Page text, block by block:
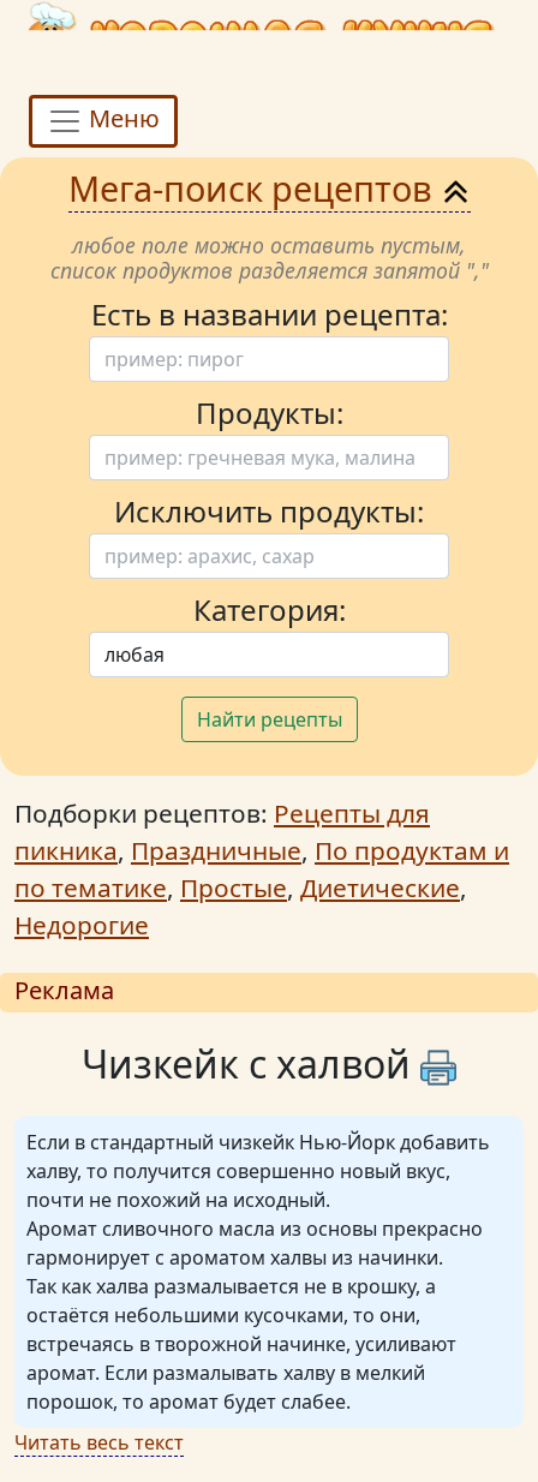
Меню
Мега-поиск рецептов
любое поле можно оставить пустым,
список продуктов разделяется запятой ","
Есть в названии рецепта:
Продукты:
Исключить продукты:
Категория:
Найти рецепты
Подборки рецептов: Рецепты для
пикника, Праздничные, По продуктам и
по тематике, Простые, Диетические,
Недорогие
Реклама
Чизкейк с халвой
Если в стандартный чизкейк Нью-Йорк добавить
халву, то получится совершенно новый вкус,
почти не похожий на исходный.
Аромат сливочного масла из основы прекрасно
гармонирует с ароматом халвы из начинки.
Так как халва размалывается не в крошку, а
остаётся небольшими кусочками, то они,
встречаясь в творожной начинке, усиливают
аромат. Если размалывать халву в мелкий
порошок, то аромат будет слабее.
Читать весь текст